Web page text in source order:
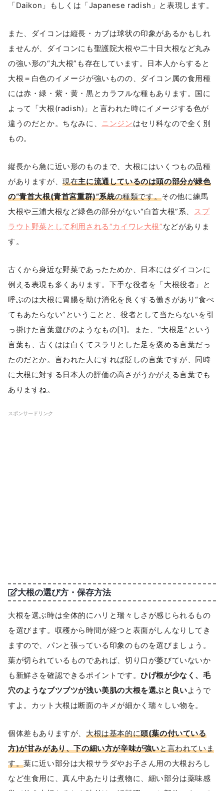
「Daikon」もしくは「Japanese radish」と表現します。
また、ダイコンは縦長・カブは球状の印象があるかもしれ
ませんが、ダイコンにも聖護院大根や二十日大根など丸み
の強い形の“丸大根”も存在しています。日本人からすると
大根＝白色のイメージが強いものの、ダイコン属の食用種
には赤・緑・紫・黄・黒とカラフルな種もあります。国に
よって「大根(radish)」と言われた時にイメージする色が
違うのだとか。ちなみに、 ニンジンはセリ科なので全く別
もの。
縦長から急に近い形のものまで、大根にはいくつもの品種
がありますが、現在主に流通しているのは頭の部分が緑色
の“青首大根(青首宮重群)”系統の種類です。その他に練馬
大根や三浦大根など緑色の部分がない“白首大根”系、 スプ
ラウト野菜として利用される“カイワレ大根”などがありま
す。
古くから身近な野菜であったためか、日本にはダイコンに
例える表現も多くあります。下手な役者を「大根役者」と
呼ぶのは大根に胃腸を助け消化を良くする働きがあり“食べ
てもあたらない”ということと、役者として当たらないを引
っ掛けた言葉遊びのようなもの[1]。また、“大根足”という
言葉も、古くはは白くてスラリとした足を褒める言葉だっ
たのだとか。言われた人にすれば貶しの言葉ですが、同時
に大根に対する日本人の評価の高さがうかがえる言葉でも
ありますね。
スポンサードリンク
大根の選び方・保存方法
大根を選ぶ時は全体的にハリと瑞々しさが感じられるもの
を選びます。収穫から時間が経つと表面がしんなりしてき
ますので、パンと張っている印象のものを選びましょう。
葉が切られているものであれば、切り口が萎びていないか
も新鮮さを確認できるポイントです。ひげ根が少なく、毛
穴のようなブツブツが浅い美肌の大根を選ぶと良いようで
すよ。カット大根は断面のキメが細かく瑞々しい物を。
個体差もありますが、大根は基本的に頭(葉の付いている
方)が甘みがあり、下の細い方が辛味が強いと言われていま
す。葉に近い部分は大根サラダやお子さん用の大根おろし
など生食用に、真ん中あたりは煮物に、細い部分は薬味感